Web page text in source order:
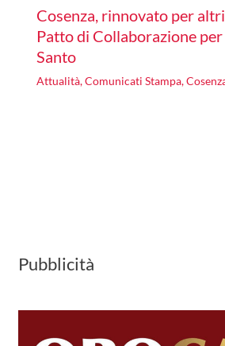
Cosenza, rinnovato per
Patto di Collaborazione
Santo
Attualità,Comunicati Stampa,
Pubblicità